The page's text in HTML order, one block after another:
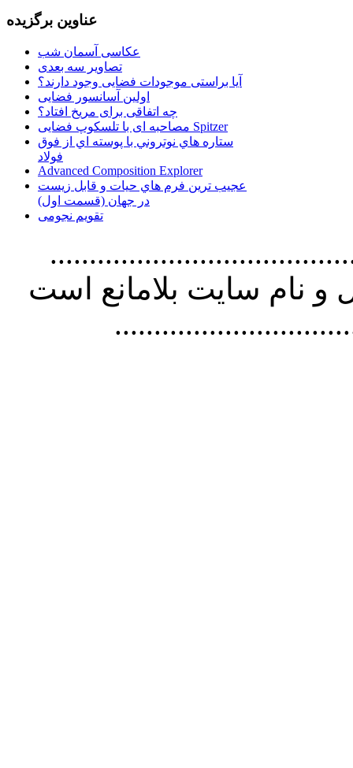
عناوین برگزیده
عکاسی آسمان شب
تصاویر سه بعدی
آیا براستی موجودات فضایی وجود دارند؟
اولین آسانسور فضایی
چه اتفاقی برای مریخ افتاد؟
مصاحبه ای با تلسکوپ فضایی Spitzer
ستاره هاي نوتروني با پوسته اي از فوق
فولاد
Advanced Composition Explorer
عجیب ترین فرم هاي حيات و قابل زيست
در جهان (قسمت اول)
تقویم نجومی
استفاده از
نام سايت بلامانع است